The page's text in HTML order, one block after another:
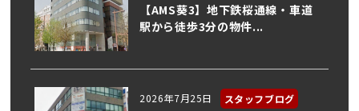
【AMS葵3】地下鉄桜通線・車道
駅から徒歩3分の物件...
2026年7月25日 スタッフブログ